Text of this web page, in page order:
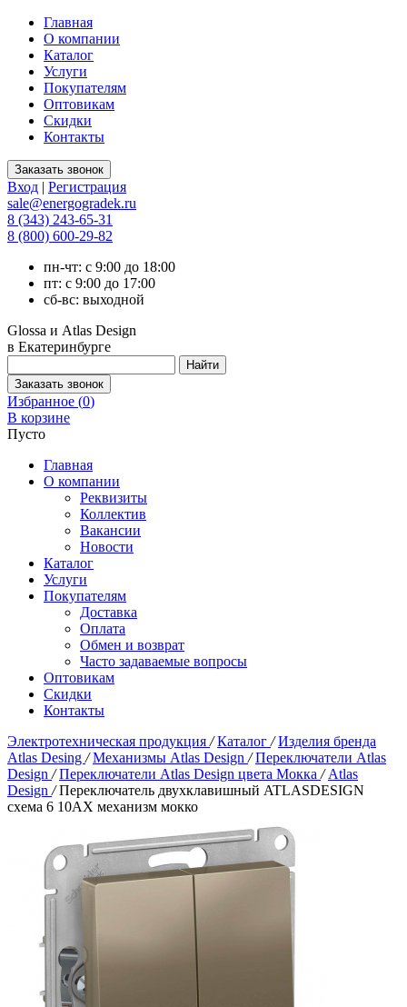
Главная
О компании
Каталог
Услуги
Покупателям
Оптовикам
Скидки
Контакты
Вход | Регистрация
sale@energogradek.ru
8 (343) 243-65-31
8 (800) 600-29-82
пн-чт: с 9:00 до 18:00
пт: с 9:00 до 17:00
сб-вс: выходной
Glossa и Atlas Design
в Екатеринбурге
Избранное (0)
В корзине
Пусто
Главная
О компании
Реквизиты
Коллектив
Вакансии
Новости
Каталог
Услуги
Покупателям
Доставка
Оплата
Обмен и возврат
Часто задаваемые вопросы
Оптовикам
Скидки
Контакты
Электротехническая продукция / Каталог / Изделия бренда
Atlas Desing / Механизмы Atlas Design / Переключатели Atlas
Design / Переключатели Atlas Design цвета Мокка / Atlas
Design / Переключатель двухклавишный ATLASDESIGN
схема 6 10АХ механизм мокко